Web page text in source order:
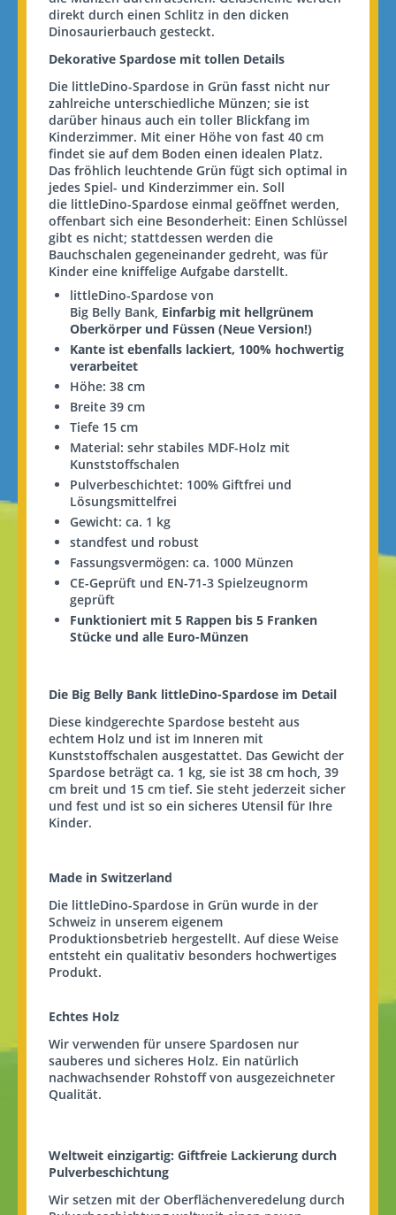
direkt durch einen Schlitz in den dicken
Dinosaurierbauch gesteckt.
Dekorative Spardose mit tollen Details
Die littleDino-Spardose in Grün fasst nicht nur
zahlreiche unterschiedliche Münzen; sie ist
darüber hinaus auch ein toller Blickfang im
Kinderzimmer. Mit einer Höhe von fast 40 cm
findet sie auf dem Boden einen idealen Platz.
Das fröhlich leuchtende Grün fügt sich optimal in
jedes Spiel- und Kinderzimmer ein. Soll
die littleDino-Spardose einmal geöffnet werden,
offenbart sich eine Besonderheit: Einen Schlüssel
gibt es nicht; stattdessen werden die
Bauchschalen gegeneinander gedreht, was für
Kinder eine kniffelige Aufgabe darstellt.
littleDino-Spardose von
Big Belly Bank, Einfarbig mit hellgrünem
Oberkörper und Füssen (Neue Version!)
Kante ist ebenfalls lackiert, 100% hochwertig
verarbeitet
Höhe: 38 cm
Breite 39 cm
Tiefe 15 cm
Material: sehr stabiles MDF-Holz mit
Kunststoffschalen
Pulverbeschichtet: 100% Giftfrei und
Lösungsmittelfrei
Gewicht: ca. 1 kg
standfest und robust
Fassungsvermögen: ca. 1000 Münzen
CE-Geprüft und EN-71-3 Spielzeugnorm
geprüft
Funktioniert mit 5 Rappen bis 5 Franken
Stücke und alle Euro-Münzen
Die Big Belly Bank littleDino-Spardose im Detail
Diese kindgerechte Spardose besteht aus
echtem Holz und ist im Inneren mit
Kunststoffschalen ausgestattet. Das Gewicht der
Spardose beträgt ca. 1 kg, sie ist 38 cm hoch, 39
cm breit und 15 cm tief. Sie steht jederzeit sicher
und fest und ist so ein sicheres Utensil für Ihre
Kinder.
Made in Switzerland
Die littleDino-Spardose in Grün wurde in der
Schweiz in unserem eigenem
Produktionsbetrieb hergestellt. Auf diese Weise
entsteht ein qualitativ besonders hochwertiges
Produkt.
Echtes Holz
Wir verwenden für unsere Spardosen nur
sauberes und sicheres Holz. Ein natürlich
nachwachsender Rohstoff von ausgezeichneter
Qualität.
Weltweit einzigartig: Giftfreie Lackierung durch
Pulverbeschichtung
Wir setzen mit der Oberflächenveredelung durch